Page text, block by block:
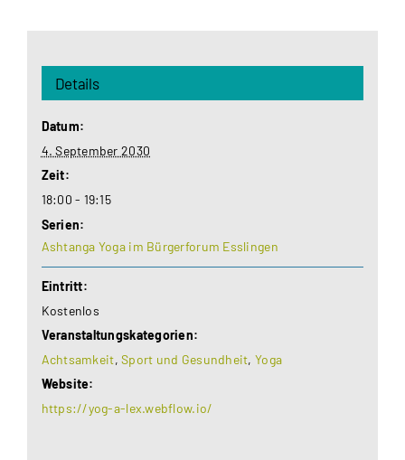
Details
Datum:
4. September 2030
Zeit:
18:00 - 19:15
Serien:
Ashtanga Yoga im Bürgerforum Esslingen
Eintritt:
Kostenlos
Veranstaltungskategorien:
Achtsamkeit,Sport und Gesundheit, Yoga
Website:
https://yog-a-lex.webflow.io/